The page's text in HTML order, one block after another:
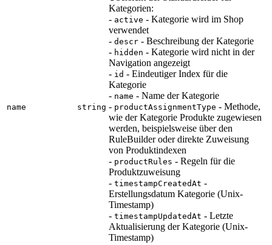
name string
Kategorien:
- active - Kategorie wird im Shop
verwendet
- descr - Beschreibung der Kategorie
- hidden - Kategorie wird nicht in der
Navigation angezeigt
- id - Eindeutiger Index für die
Kategorie
- name - Name der Kategorie
- productAssignmentType - Methode,
wie der Kategorie Produkte zugewiesen
werden, beispielsweise über den
RuleBuilder oder direkte Zuweisung
von Produktindexen
- productRules - Regeln für die
Produktzuweisung
- timestampCreatedAt -
Erstellungsdatum Kategorie (Unix-
Timestamp)
- timestampUpdatedAt - Letzte
Aktualisierung der Kategorie (Unix-
Timestamp)